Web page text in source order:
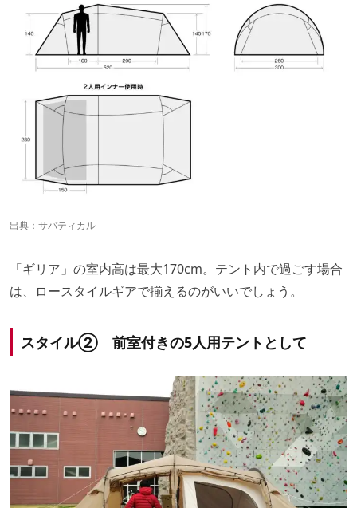
出典： サバティカル
「ギリア」の室内高は最大170cm。テント内で過ごす場合
は、ロースタイルギアで揃えるのがいいでしょう。
スタイル② 前室付きの5人用テントとして